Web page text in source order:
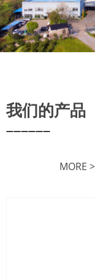
我们的产品
——————
MORE >